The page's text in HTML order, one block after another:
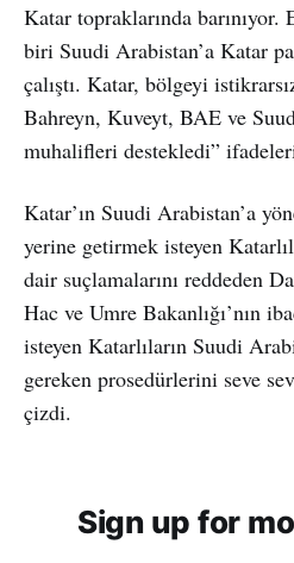
Katar topraklarında
biri Suudi Arabistan’a Katar
çalıştı. Katar, bölgeyi
Bahreyn, Kuveyt, BAE ve
muhalifleri destekledi”
Katar’ın Suudi Arabistan’a
yerine getirmek isteyen
dair suçlamalarını reddeden
Hac ve Umre Bakanlığı’nın
isteyen Katarlıların Suudi
gereken prosedürlerini seve
çizdi.
Sign up for